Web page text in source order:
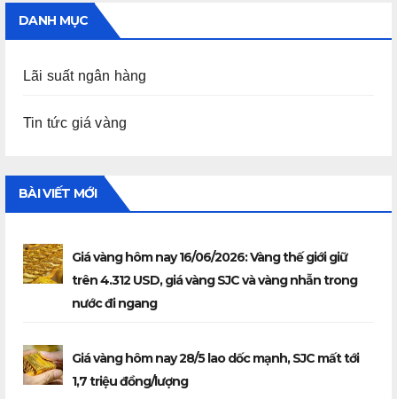
DANH MỤC
Lãi suất ngân hàng
Tin tức giá vàng
BÀI VIẾT MỚI
Giá vàng hôm nay 16/06/2026: Vàng thế giới giữ
trên 4.312 USD, giá vàng SJC và vàng nhẫn trong
nước đi ngang
Giá vàng hôm nay 28/5 lao dốc mạnh, SJC mất tới
1,7 triệu đồng/lượng